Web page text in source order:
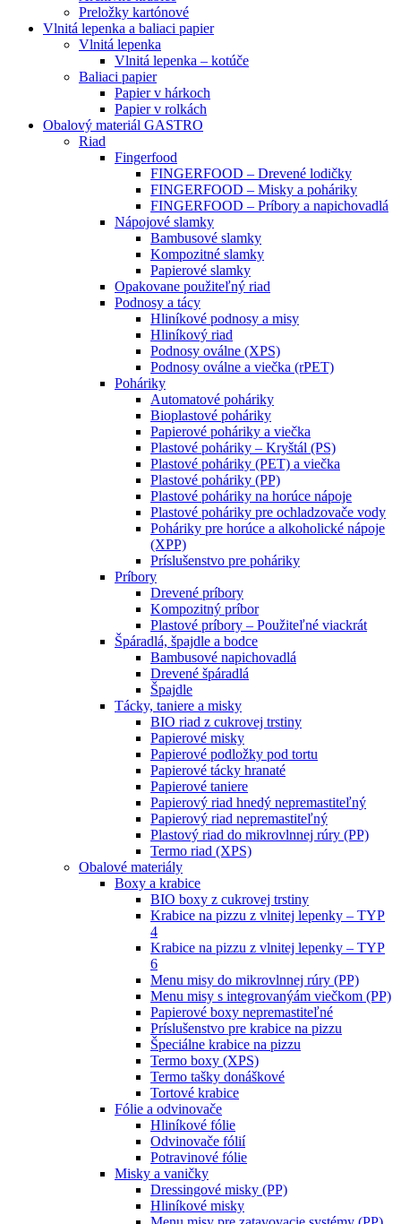
Preložky kartónové
Vlnitá lepenka a baliaci papier
Vlnitá lepenka
Vlnitá lepenka – kotúče
Baliaci papier
Papier v hárkoch
Papier v rolkách
Obalový materiál GASTRO
Riad
Fingerfood
FINGERFOOD – Drevené lodičky
FINGERFOOD – Misky a poháriky
FINGERFOOD – Príbory a napichovadlá
Nápojové slamky
Bambusové slamky
Kompozitné slamky
Papierové slamky
Opakovane použiteľný riad
Podnosy a tácy
Hliníkové podnosy a misy
Hliníkový riad
Podnosy oválne (XPS)
Podnosy oválne a viečka (rPET)
Poháriky
Automatové poháriky
Bioplastové poháriky
Papierové poháriky a viečka
Plastové poháriky – Kryštál (PS)
Plastové poháriky (PET) a viečka
Plastové poháriky (PP)
Plastové poháriky na horúce nápoje
Plastové poháriky pre ochladzovače vody
Poháriky pre horúce a alkoholické nápoje
(XPP)
Príslušenstvo pre poháriky
Príbory
Drevené príbory
Kompozitný príbor
Plastové príbory – Použiteľné viackrát
Špáradlá, špajdle a bodce
Bambusové napichovadlá
Drevené špáradlá
Špajdle
Tácky, taniere a misky
BIO riad z cukrovej trstiny
Papierové misky
Papierové podložky pod tortu
Papierové tácky hranaté
Papierové taniere
Papierový riad hnedý nepremastiteľný
Papierový riad nepremastiteľný
Plastový riad do mikrovlnnej rúry (PP)
Termo riad (XPS)
Obalové materiály
Boxy a krabice
BIO boxy z cukrovej trstiny
Krabice na pizzu z vlnitej lepenky – TYP
4
Krabice na pizzu z vlnitej lepenky – TYP
6
Menu misy do mikrovlnnej rúry (PP)
Menu misy s integrovanýám viečkom (PP)
Papierové boxy nepremastiteľné
Príslušenstvo pre krabice na pizzu
Špeciálne krabice na pizzu
Termo boxy (XPS)
Termo tašky donáškové
Tortové krabice
Fólie a odvinovače
Hliníkové fólie
Odvinovače fólií
Potravinové fólie
Misky a vaničky
Dressingové misky (PP)
Hliníkové misky